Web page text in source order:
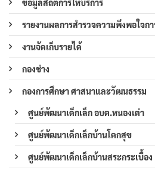
ข้อมูลสถิติการให้บริการ
รายงานผลการสำรวจความพึงพอใจกา
งานจัดเก็บรายได้
กองช่าง
กองการศึกษา ศาสนาและวัฒนธรรม
ศูนย์พัฒนาเด็กเล็ก อบต.หนองเต่า
ศูนย์พัฒนาเด็กเล็กบ้านโคกสุข
ศูนย์พัฒนาเด็กเล็กบ้านสระกระเบื้อง